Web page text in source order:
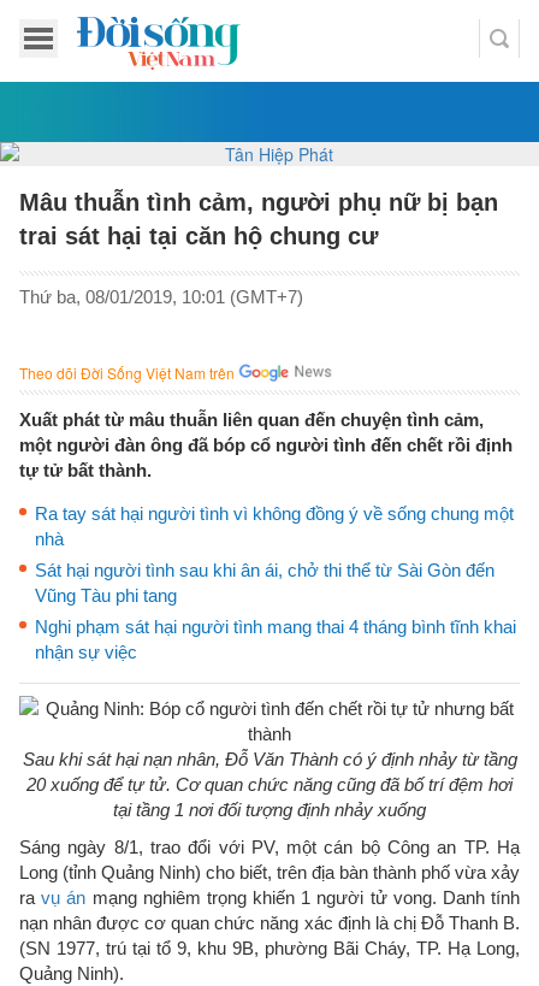
Mâu thuẫn tình cảm, người phụ nữ bị bạn
trai sát hại tại căn hộ chung cư
Thứ ba, 08/01/2019, 10:01 (GMT+7)
Theo dõi Đời Sống Việt Nam trên
Xuất phát từ mâu thuẫn liên quan đến chuyện tình cảm,
một người đàn ông đã bóp cổ người tình đến chết rồi định
tự tử bất thành.
Ra tay sát hại người tình vì không đồng ý về sống chung một
nhà
Sát hại người tình sau khi ân ái, chở thi thể từ Sài Gòn đến
Vũng Tàu phi tang
Nghi phạm sát hại người tình mang thai 4 tháng bình tĩnh khai
nhận sự việc
Sau khi sát hại nạn nhân, Đỗ Văn Thành có ý định nhảy từ tầng
20 xuống để tự tử. Cơ quan chức năng cũng đã bố trí đệm hơi
tại tầng 1 nơi đối tượng định nhảy xuống
Sáng ngày 8/1, trao đổi với PV, một cán bộ Công an TP. Hạ
Long (tỉnh Quảng Ninh) cho biết, trên địa bàn thành phố vừa xảy
ravụ án mạng nghiêm trọng khiến 1 người tử vong. Danh tính
nạn nhân được cơ quan chức năng xác định là chị Đỗ Thanh B.
(SN 1977, trú tại tổ 9, khu 9B, phường Bãi Cháy, TP. Hạ Long,
Quảng Ninh).